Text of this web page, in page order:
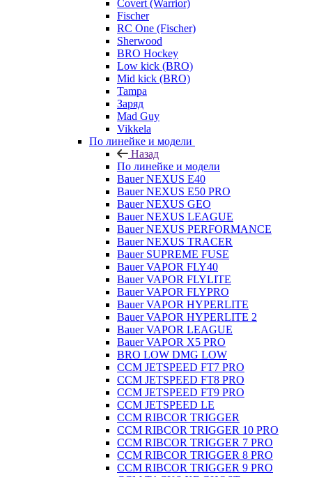
Covert (Warrior)
Fischer
RC One (Fischer)
Sherwood
BRO Hockey
Low kick (BRO)
Mid kick (BRO)
Tampa
Заряд
Mad Guy
Vikkela
По линейке и модели
Назад
По линейке и модели
Bauer NEXUS E40
Bauer NEXUS E50 PRO
Bauer NEXUS GEO
Bauer NEXUS LEAGUE
Bauer NEXUS PERFORMANCE
Bauer NEXUS TRACER
Bauer SUPREME FUSE
Bauer VAPOR FLY40
Bauer VAPOR FLYLITE
Bauer VAPOR FLYPRO
Bauer VAPOR HYPERLITE
Bauer VAPOR HYPERLITE 2
Bauer VAPOR LEAGUE
Bauer VAPOR X5 PRO
BRO LOW DMG LOW
CCM JETSPEED FT7 PRO
CCM JETSPEED FT8 PRO
CCM JETSPEED FT9 PRO
CCM JETSPEED LE
CCM RIBCOR TRIGGER
CCM RIBCOR TRIGGER 10 PRO
CCM RIBCOR TRIGGER 7 PRO
CCM RIBCOR TRIGGER 8 PRO
CCM RIBCOR TRIGGER 9 PRO